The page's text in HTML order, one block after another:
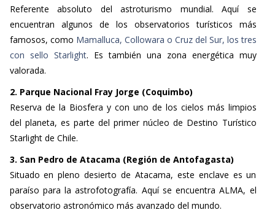
Referente absoluto del astroturismo mundial. Aquí se
encuentran algunos de los observatorios turísticos más
famosos, como Mamalluca, Collowara o Cruz del Sur, los tres
con sello Starlight. Es también una zona energética muy
valorada.
2. Parque Nacional Fray Jorge (Coquimbo)
Reserva de la Biosfera y con uno de los cielos más limpios
del planeta, es parte del primer núcleo de Destino Turístico
Starlight de Chile.
3. San Pedro de Atacama (Región de Antofagasta)
Situado en pleno desierto de Atacama, este enclave es un
paraíso para la astrofotografía. Aquí se encuentra ALMA, el
observatorio astronómico más avanzado del mundo.